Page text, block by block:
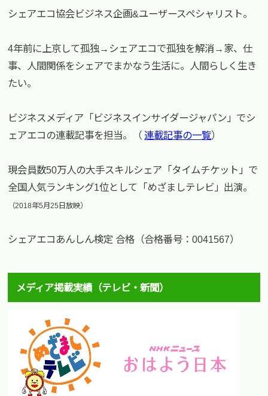
シェアエコ協会ビジネス企画&ユーザースペシャリスト。
4年前に上京して孤独→シェアエコで孤独を解消→家、仕
事、人間関係をシェアでまかなう生活に。人間らしく生き
たい。
ビジネスメディア「ビジネスインサイダージャパン」でシ
ェアエコの連載記事を担当。（連載記事の一覧）
現会員数50万人の大手スキルシェア「タイムチケット」で
全国人気ランキング1位として「めざましテレビ」出演。
（2018年5月25日放映）
シェアエコあんしん検定 合格（合格番号：0041567）
メディア掲載実績（テレビ・新聞）